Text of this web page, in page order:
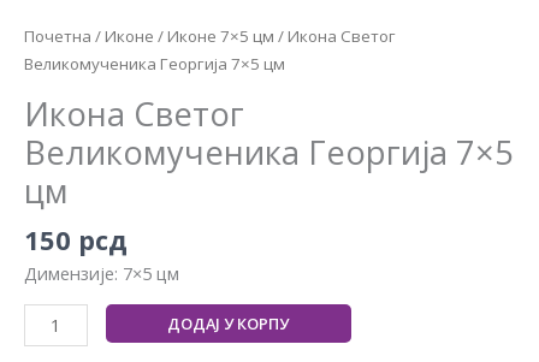
Почетна / Иконе / Иконе 7×5 цм / Икона Светог
Великомученика Георгија 7×5 цм
Икона Светог
Великомученика Георгија 7×5
цм
150 рсд
Димензије: 7×5 цм
ДОДАЈ У КОРПУ